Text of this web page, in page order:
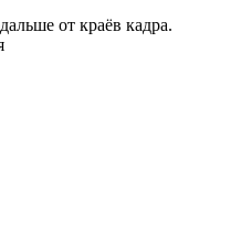
от краёв кадра.